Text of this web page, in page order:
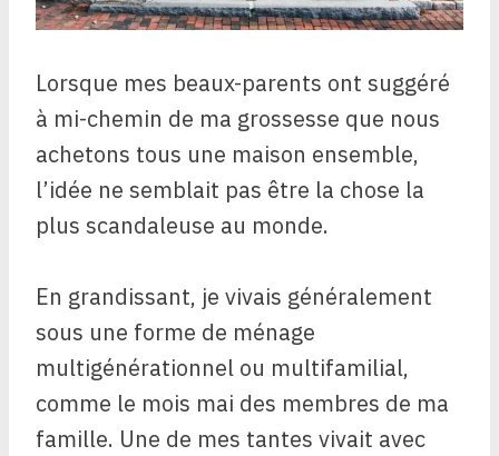
Lorsque mes beaux-parents ont suggéré
à mi-chemin de ma grossesse que nous
achetons tous une maison ensemble,
l’idée ne semblait pas être la chose la
plus scandaleuse au monde.
En grandissant, je vivais généralement
sous une forme de ménage
multigénérationnel ou multifamilial,
comme le mois mai des membres de ma
famille. Une de mes tantes vivait avec